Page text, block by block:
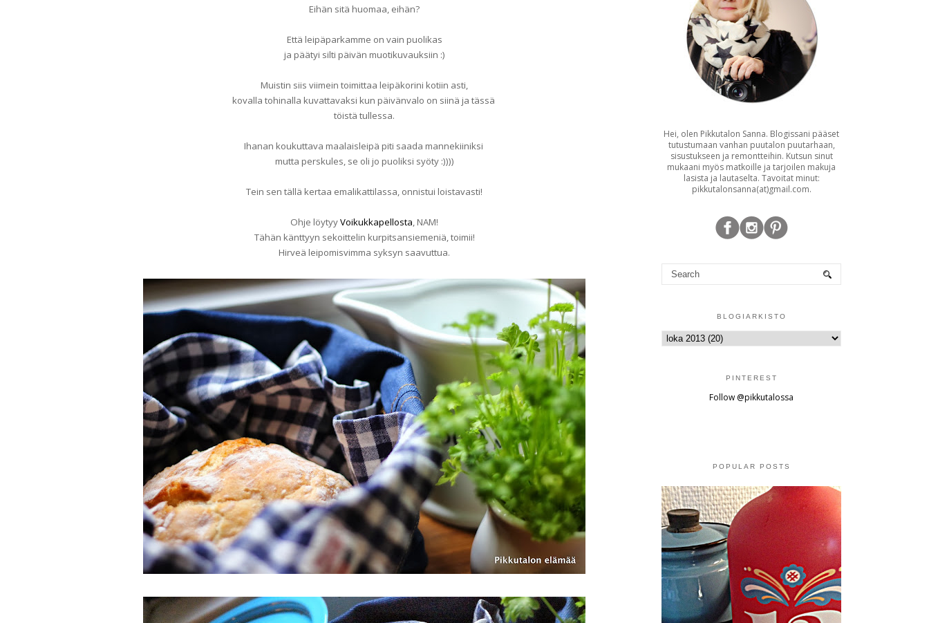
Eihän sitä huomaa, eihän?
Että leipäparkamme on vain puolikas
ja päätyi silti päivän muotikuvauksiin :)
Muistin siis viimein toimittaa leipäkorini kotiin asti,
kovalla tohinalla kuvattavaksi kun päivänvalo on siinä ja tässä
töistä tullessa.
Ihanan koukuttava maalaisleipä piti saada mannekiiniksi
mutta perskules, se oli jo puoliksi syöty :))))
Tein sen tällä kertaa emalikattilassa, onnistui loistavasti!
Ohje löytyyVoikukkapellosta, NAM!
Tähän känttyyn sekoittelin kurpitsansiemeniä, toimii!
Hirveä leipomisvimma syksyn saavuttua.
Hei, olen Pikkutalon Sanna. Blogissani pääset
tutustumaan vanhan puutalon puutarhaan,
sisustukseen ja remontteihin. Kutsun sinut
mukaani myös matkoille ja tarjoilen makuja
lasista ja lautaselta. Tavoitat minut:
pikkutalonsanna(at)gmail.com.
BLOGIARKISTO
PINTEREST
Follow @pikkutalossa
POPULAR POSTS